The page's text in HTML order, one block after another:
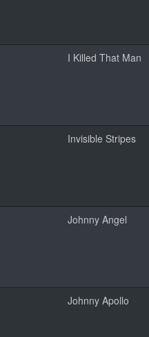
I Killed That Man
Invisible Stripes
Johnny Angel
Johnny Apollo